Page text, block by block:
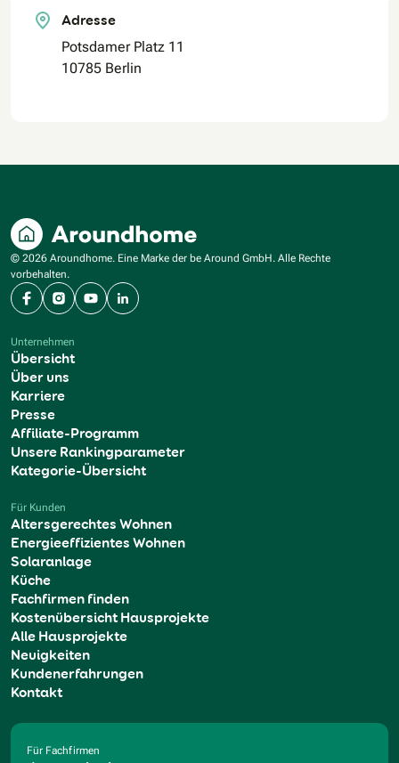
Adresse
Potsdamer Platz 11
10785 Berlin
© 2026 Aroundhome. Eine Marke der be Around GmbH. Alle Rechte
vorbehalten.
FacebookInstagram
YouTubeLinkedIn
Unternehmen
Übersicht
Über uns
Karriere
Presse
Affiliate-Programm
Unsere Rankingparameter
Kategorie-Übersicht
Für Kunden
Altersgerechtes Wohnen
Energieeffizientes Wohnen
Solaranlage
Küche
Fachfirmen finden
Kostenübersicht Hausprojekte
Alle Hausprojekte
Neuigkeiten
Kundenerfahrungen
Kontakt
Für Fachfirmen